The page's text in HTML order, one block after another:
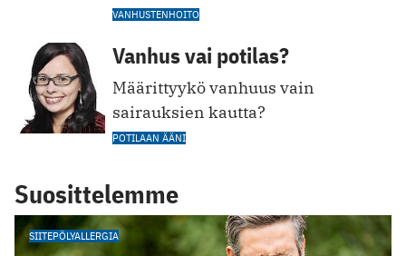
VANHUSTENHOITO
Vanhus vai potilas?
Määrittyykö vanhuus vain
sairauksien kautta?
POTILAAN ÄÄNI
Suosittelemme
SIITEPÖLYALLERGIA